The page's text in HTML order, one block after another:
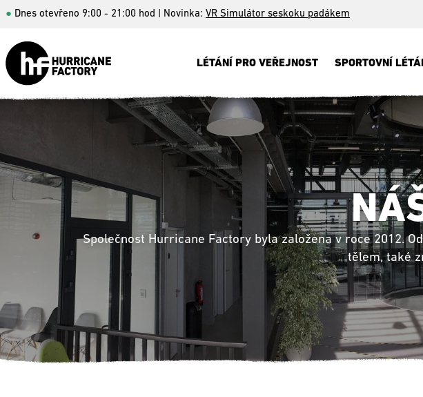
● Dnes otevřeno 9:00 - 21:00 hod | Novinka: VR Simulátor seskoku padákem
LÉTÁNÍ PRO VEŘEJNOST SPORTOVNÍ
Společnost Hurricane Factory byla založena v roce 2012.
tělem, také